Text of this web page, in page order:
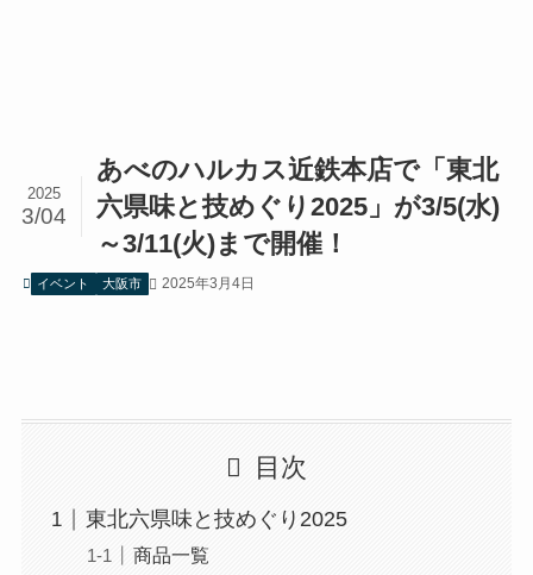
あべのハルカス近鉄本店で「東北
六県味と技めぐり2025」が3/5(水)
～3/11(火)まで開催！
2025
3/04
イベント 大阪市 2025年3月4日
目次
東北六県味と技めぐり2025
商品一覧